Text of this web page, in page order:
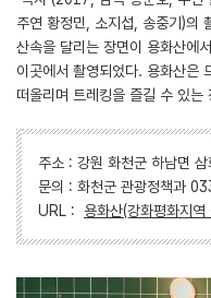
주연 황정민, 소지섭, 송중기)의
산속을 달리는 장면이 용화산에
이곳에서 촬영되었다. 용화산은
떠올리며 트레킹을 즐길 수 있는
주소 : 강원 화천군 하남면 삼
문의 : 화천군 관광정책과
URL : 용화산(강화평화지역